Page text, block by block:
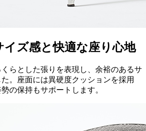
ズ感と快適な座り心地
らとした張りを表現し、余裕のあるサ
。座面には異硬度クッションを採用
の保持もサポートします。